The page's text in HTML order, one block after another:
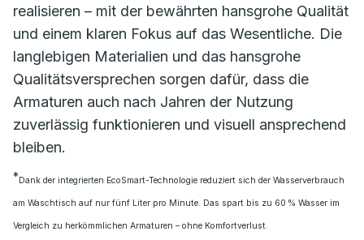
realisieren – mit der bewährten hansgrohe Qualität
und einem klaren Fokus auf das Wesentliche. Die
langlebigen Materialien und das hansgrohe
Qualitätsversprechen sorgen dafür, dass die
Armaturen auch nach Jahren der Nutzung
zuverlässig funktionieren und visuell ansprechend
bleiben.
*Dank der integrierten EcoSmart-Technologie reduziert sich der Wasserverbrauch
am Waschtisch auf nur fünf Liter pro Minute. Das spart bis zu 60 % Wasser im
Vergleich zu herkömmlichen Armaturen – ohne Komfortverlust.